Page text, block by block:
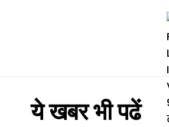
ये खबर भी पढें